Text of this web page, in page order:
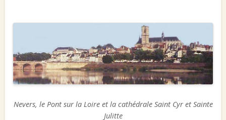
Nevers, le Pont sur la Loire et la cathédrale Saint Cyr et Sainte
Julitte